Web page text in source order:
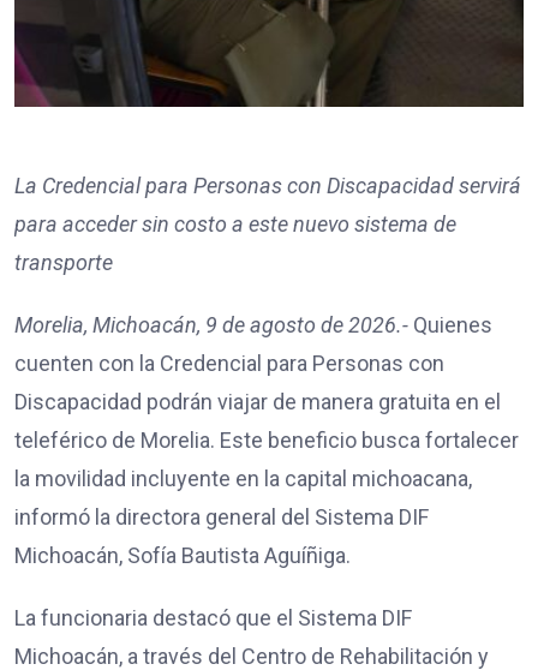
La Credencial para Personas con Discapacidad servirá
para acceder sin costo a este nuevo sistema de
transporte
Morelia, Michoacán, 9 de agosto de 2026.- Quienes
cuenten con la Credencial para Personas con
Discapacidad podrán viajar de manera gratuita en el
teleférico de Morelia. Este beneficio busca fortalecer
la movilidad incluyente en la capital michoacana,
informó la directora general del Sistema DIF
Michoacán, Sofía Bautista Aguíñiga.
La funcionaria destacó que el Sistema DIF
Michoacán, a través del Centro de Rehabilitación y